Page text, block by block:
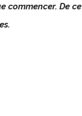
commencer. De ce